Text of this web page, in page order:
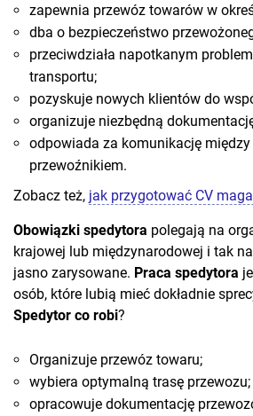
zapewnia przewóz towarów w
dba o bezpieczeństwo
przeciwdziała napotkanym
transportu;
pozyskuje nowych klientów do
organizuje niezbędną
odpowiada za komunikację
przewoźnikiem.
Zobacz też, jak przygotować CV
Obowiązki spedytora polegają na
krajowej lub międzynarodowej i tak
jasno zarysowane. Praca spedytora
osób, które lubią mieć dokładnie
Spedytor co robi?
Organizuje przewóz towaru;
wybiera optymalną trasę przewozu;
opracowuje dokumentację